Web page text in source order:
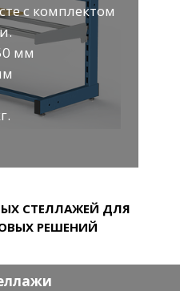
с комплектом
мм
СТЕЛЛАЖЕЙ ДЛЯ
РЕШЕНИЙ